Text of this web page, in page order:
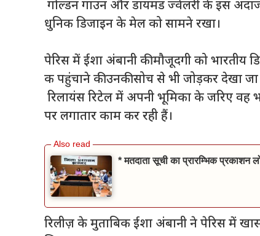
गोल्डन गाउन और डायमंड ज्वेलरी के इस
धुनिक डिजाइन के मेल को सामने रखा।
पेरिस में ईशा अंबानी की मौजूदगी को भारतीय
क पहुंचाने की उनकी सोच से भी जोड़कर देखा जा
रिलायंस रिटेल में अपनी भूमिका के जरिए वह
पर लगातार काम कर रही हैं।
* मतदाता सूची का प्रारम्भिक प्रकाशन
रिलीज़ के मुताबिक ईशा अंबानी ने पेरिस में खास